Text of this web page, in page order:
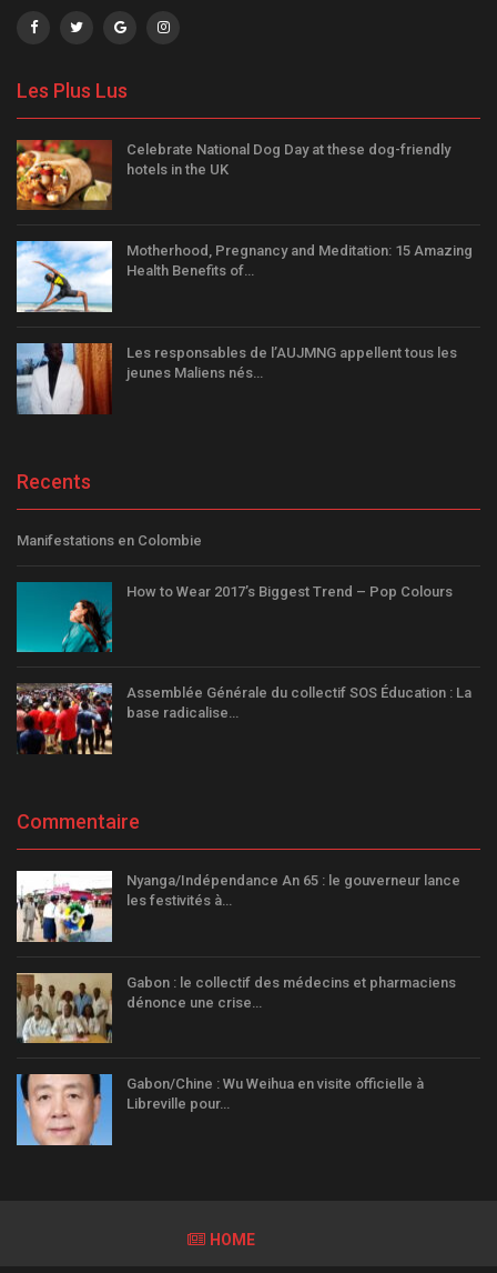
Les Plus Lus
Celebrate National Dog Day at these dog-friendly
hotels in the UK
Motherhood, Pregnancy and Meditation: 15 Amazing
Health Benefits of…
Les responsables de l’AUJMNG appellent tous les
jeunes Maliens nés…
Recents
Manifestations en Colombie
How to Wear 2017’s Biggest Trend – Pop Colours
Assemblée Générale du collectif SOS Éducation : La
base radicalise…
Commentaire
Nyanga/Indépendance An 65 : le gouverneur lance
les festivités à…
Gabon : le collectif des médecins et pharmaciens
dénonce une crise…
Gabon/Chine : Wu Weihua en visite officielle à
Libreville pour…
HOME